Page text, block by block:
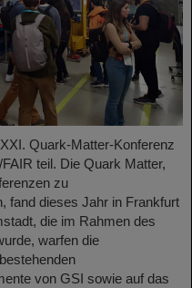
Quark-Matter-Konferenz
teil. Die Quark Matter,
zu
fand dieses Jahr in Frankfurt
die im Rahmen des
warfen die
von GSI sowie auf das